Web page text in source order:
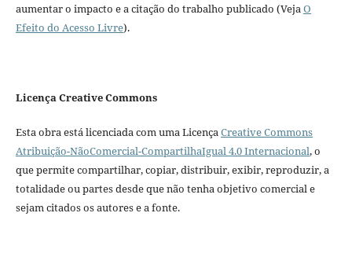
aumentar o impacto e a citação do trabalho publicado (VejaO
Efeito do Acesso Livre).
Licença Creative Commons
Esta obra está licenciada com uma Licença Creative Commons
Atribuição-NãoComercial-CompartilhaIgual 4.0 Internacional, o
que permite compartilhar, copiar, distribuir, exibir, reproduzir, a
totalidade ou partes desde que não tenha objetivo comercial e
sejam citados os autores e a fonte.